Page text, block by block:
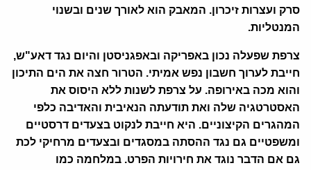
סרק ועצרות זיכרון. המאבק הוא לאורך שנים ובשנוי
המנטליות.
צרפת שפעלה נכון באפריקה ובאפגניסטן והיום נגד דאע"ש,
חייבת לערוך חשבון נפש אמיתי. הטרור חצה את הים התיכון
והוא מכה באירופה. על צרפת לשנות ללא היסוס את
האסטרטגיה שלה ואת תודעתה הנאיבית והאדיבה כלפי
המהגרים הקיצוניים. היא חייבת לנקוט בצעדים דרסטיים
ומשפטיים גם נגד ההסתה במסגדים ובצעדים מרחיקי לכת
גם אם הדבר נוגד את חירויות הפרט. במלחמה כמו